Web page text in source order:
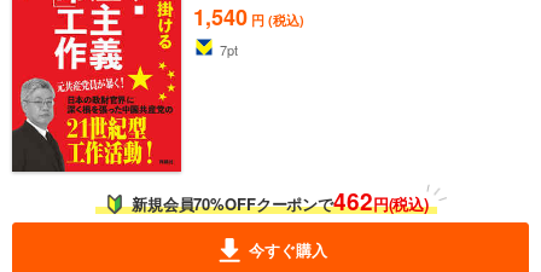
1,540 円 (税込)
7pt
新規会員70%OFFクーポンで462円(税込)
今すぐ購入